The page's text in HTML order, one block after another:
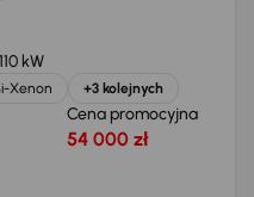
110 kW
Xenon +3 kolejnych
Cena promocyjna
54 000 zł